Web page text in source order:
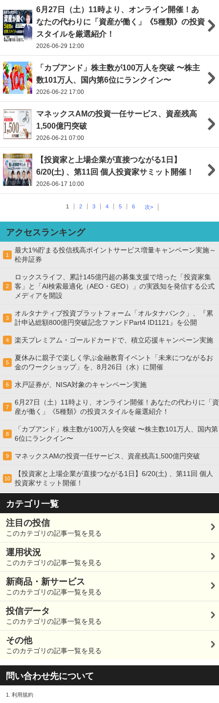
6月27日（土）11時より、オンライン開催！あ
なたの代わりに「資産が働く」《5種類》の投資
スタイルを厳選紹介！
2026-06-29 12:00
「カブアンド」株主数が100万人を突破 〜株主
数101万人、国内第6位にランクイン〜
2026-06-22 17:00
マネックスAMの投資一任サービス、資産残高
1,500億円突破
2026-06-21 07:00
【投資家と上場企業が直接つながる1日】
6/20(土) 、第11回 個人投資家サミット開催！
2026-06-17 10:00
1 2 3 4 5 6 次>
アクセスランキング
1
最大1%貯まる投信残高ポイントサービス増量キャンペーン実施～
松井証券
2
ロックスライフ、累計145億円超の募集支援で培った「投資家集
客」と「AI検索最適化（AEO・GEO）」の実践知を発信する公式
メディアを開設
3
オルタナティブ投資プラットフォーム「オルタナバンク」、『累
計申込総額800億円突破記念ファンドPart4 ID1121』を公開
4 楽天プレミアム・ゴールドカードで、積立応援キャンペーン実施
5
夏休みに親子で楽しく学ぶ金融教育イベント「未来につながるお
金のワークショップ」を、8月26日（水）に開催
6 水戸証券が、NISA対象のキャンペーン実施
7
6月27日（土）11時より、オンライン開催！あなたの代わりに「資
産が働く」《5種類》の投資スタイルを厳選紹介！
8
「カブアンド」株主数が100万人を突破 〜株主数101万人、国内第
6位にランクイン〜
9 マネックスAMの投資一任サービス、資産残高1,500億円突破
10
【投資家と上場企業が直接つながる1日】6/20(土) 、第11回 個人
投資家サミット開催！
カテゴリ一覧
注目の投信
このカテゴリの記事一覧を見る
運用状況
このカテゴリの記事一覧を見る
新商品・新サービス
このカテゴリの記事一覧を見る
投信データ
このカテゴリの記事一覧を見る
その他
このカテゴリの記事一覧を見る
問い合わせ先について
1. 利用規約